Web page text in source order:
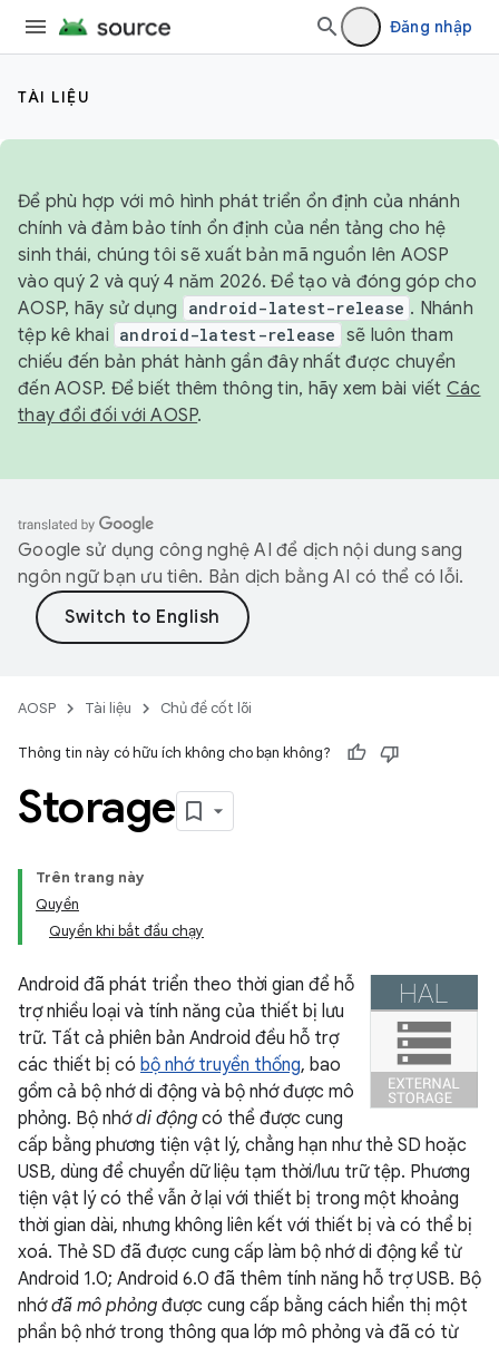
Đăng nhập
TÀI LIỆU
Để phù hợp với mô hình phát triển ổn định của nhánh
chính và đảm bảo tính ổn định của nền tảng cho hệ
sinh thái, chúng tôi sẽ xuất bản mã nguồn lên AOSP
vào quý 2 và quý 4 năm 2026. Để tạo và đóng góp cho
AOSP, hãy sử dụng
android-latest-release . Nhánh
tệp kê khai android-latest-release sẽ luôn tham
chiếu đến bản phát hành gần đây nhất được chuyển
đến AOSP. Để biết thêm thông tin, hãy xem bài viết Các
thay đổi đối với AOSP.
Google sử dụng công nghệ AI để dịch nội dung sang
ngôn ngữ bạn ưu tiên. Bản dịch bằng AI có thể có lỗi.
AOSP Tài liệu Chủ đề cốt lõi
Thông tin này có hữu ích không cho bạn không?
Storage
Trên trang này
Quyền
Quyền khi bắt đầu chạy
Android đã phát triển theo thời gian để hỗ
trợ nhiều loại và tính năng của thiết bị lưu
trữ. Tất cả phiên bản Android đều hỗ trợ
các thiết bị có bộ nhớ truyền thống, bao
gồm cả bộ nhớ di động và bộ nhớ được mô
phỏng. Bộ nhớdi động có thể được cung
cấp bằng phương tiện vật lý, chẳng hạn như thẻ SD hoặc
USB, dùng để chuyển dữ liệu tạm thời/lưu trữ tệp. Phương
tiện vật lý có thể vẫn ở lại với thiết bị trong một khoảng
thời gian dài, nhưng không liên kết với thiết bị và có thể bị
xoá. Thẻ SD đã được cung cấp làm bộ nhớ di động kể từ
Android 1.0; Android 6.0 đã thêm tính năng hỗ trợ USB. Bộ
nhớđã mô phỏng được cung cấp bằng cách hiển thị một
phần bộ nhớ trong thông qua lớp mô phỏng và đã có từ